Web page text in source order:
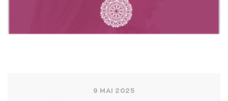
9 MAI 2025